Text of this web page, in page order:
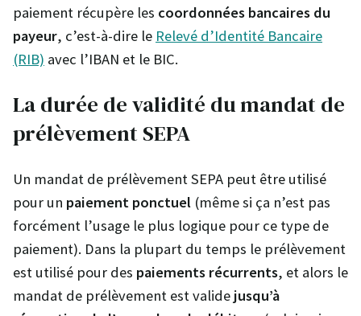
paiement récupère les coordonnées bancaires du
payeur, c’est-à-dire le Relevé d’Identité Bancaire
(RIB) avec l’IBAN et le BIC.
La durée de validité du mandat de
prélèvement SEPA
Un mandat de prélèvement SEPA peut être utilisé
pour un paiement ponctuel (même si ça n’est pas
forcément l’usage le plus logique pour ce type de
paiement). Dans la plupart du temps le prélèvement
est utilisé pour des paiements récurrents, et alors le
mandat de prélèvement est valide jusqu’à